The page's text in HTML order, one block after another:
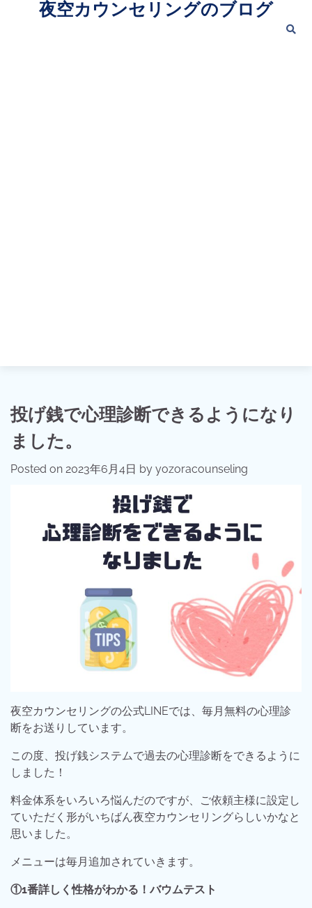
夜空カウンセリングのブログ
投げ銭で心理診断できるようになり
ました。
Posted on 2023年6月4日 by yozoracounseling
夜空カウンセリングの公式LINEでは、毎月無料の心理診
断をお送りしています。
この度、投げ銭システムで過去の心理診断をできるように
しました！
料金体系をいろいろ悩んだのですが、ご依頼主様に設定し
ていただく形がいちばん夜空カウンセリングらしいかなと
思いました。
メニューは毎月追加されていきます。
①1番詳しく性格がわかる！バウムテスト